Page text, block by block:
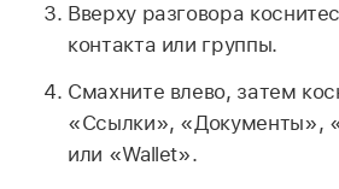
Вверху разговора
контакта или группы.
Смахните влево, затем
«Ссылки», «Документы»,
или «Wallet».